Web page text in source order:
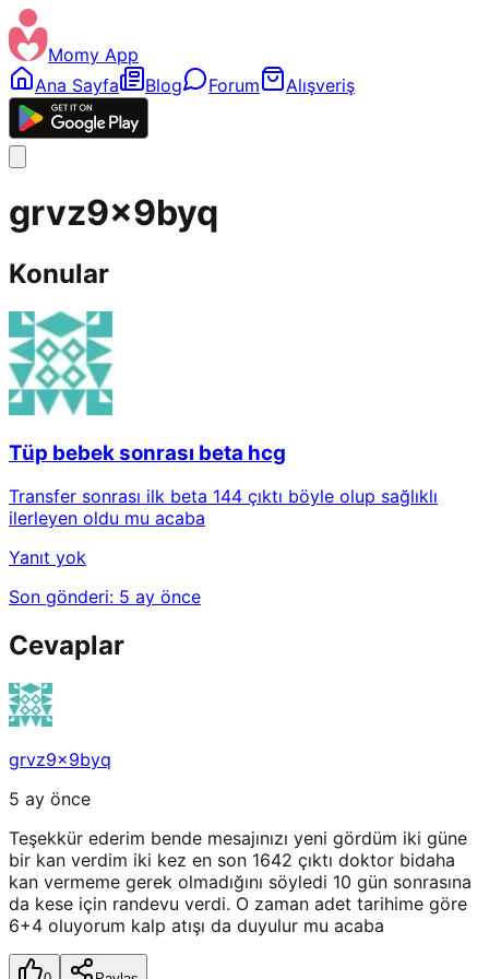
Momy App
Ana Sayfa
Blog Forum Alışveriş
grvz9x9byq
Konular
Tüp bebek sonrası beta hcg
Transfer sonrası ilk beta 144 çıktı böyle olup sağlıklı
ilerleyen oldu mu acaba
Yanıt yok
Son gönderi: 5 ay önce
Cevaplar
grvz9x9byq
5 ay önce
Teşekkür ederim bende mesajınızı yeni gördüm iki güne
bir kan verdim iki kez en son 1642 çıktı doktor bidaha
kan vermeme gerek olmadığını söyledi 10 gün sonrasına
da kese için randevu verdi. O zaman adet tarihime göre
6+4 oluyorum kalp atışı da duyulur mu acaba